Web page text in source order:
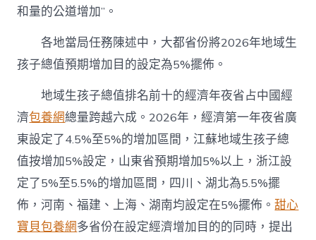
年
謀
篇
局〉
中
和量的公道增加”。
各地當局任務陳述中，大都省份將2026年地域生
孩子總值預期增加目的設定為5%擺佈。
地域生孩子總值排名前十的經濟年夜省占中國經
濟包養網總量跨越六成。2026年，經濟第一年夜省廣
東設定了4.5%至5%的增加區間，江蘇地域生孩子總
值按增加5%設定，山東省預期增加5%以上，浙江設
定了5%至5.5%的增加區間，四川、湖北為5.5%擺
佈，河南、福建、上海、湖南均設定在5%擺佈。甜心
寶貝包養網多省份在設定經濟增加目的的同時，提出